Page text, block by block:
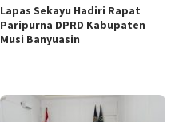
Lapas Sekayu Hadiri Rapat
Paripurna DPRD Kabupaten
Musi Banyuasin